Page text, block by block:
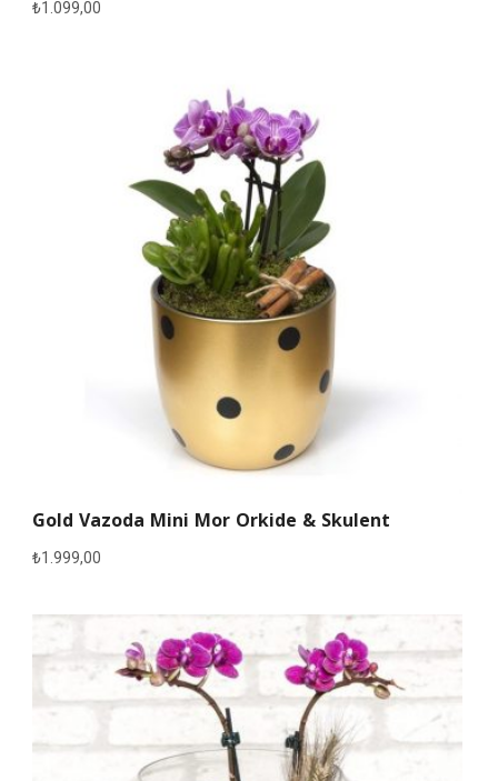
₺1.099,00
Gold Vazoda Mini Mor Orkide & Skulent
₺1.999,00